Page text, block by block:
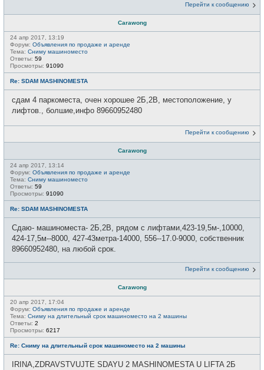
Перейти к сообщению
Carawong
24 апр 2017, 13:19
Форум: Объявления по продаже и аренде
Тема: Сниму машиноместо
Ответы: 59
Просмотры: 91090
Re: SDAM MASHINOMESTA
сдам 4 паркоместа, очен хорошее 2Б,2В, местоположение, у
лифтов., болшие,инфо 89660952480
Перейти к сообщению
Carawong
24 апр 2017, 13:14
Форум: Объявления по продаже и аренде
Тема: Сниму машиноместо
Ответы: 59
Просмотры: 91090
Re: SDAM MASHINOMESTA
Сдаю- машиноместа- 2Б,2В, рядом с лифтами,423-19,5м-,10000,
424-17,5м--8000, 427-43метра-14000, 556--17.0-9000, собственник
89660952480, на любой срок.
Перейти к сообщению
Carawong
20 апр 2017, 17:04
Форум: Объявления по продаже и аренде
Тема: Сниму на длительный срок машиноместо на 2 машины
Ответы: 2
Просмотры: 6217
Re: Сниму на длительный срок машиноместо на 2 машины
IRINA,ZDRAVSTVUJTE SDAYU 2 MASHINOMESTA U LIFTA 2Б